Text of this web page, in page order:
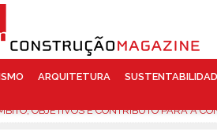
ARQUITETURA
OBJETIVOS E CONTRIBUTO PARA A